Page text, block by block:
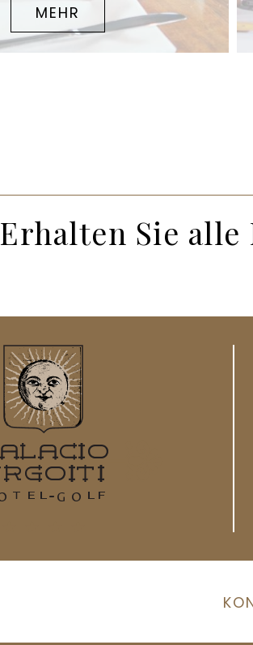
MEHR
Erhalten Sie alle